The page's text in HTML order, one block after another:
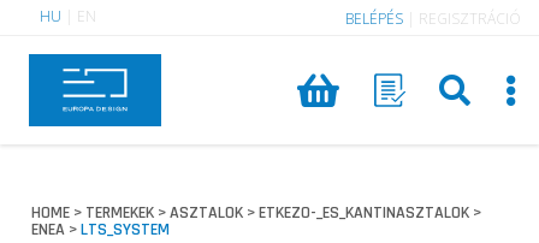
HU EN BELÉPÉS REGISZTRÁCIÓ
HOME > TERMEKEK >ASZTALOK >ETKEZO-_ES_KANTINASZTALOK >
ENEA >LTS_SYSTEM